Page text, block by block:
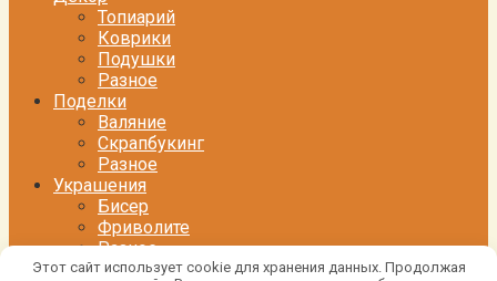
Топиарий
Коврики
Подушки
Разное
Поделки
Валяние
Скрапбукинг
Разное
Украшения
Бисер
Фриволите
Разное
Подарки
Этот сайт использует cookie для хранения данных. Продолжая